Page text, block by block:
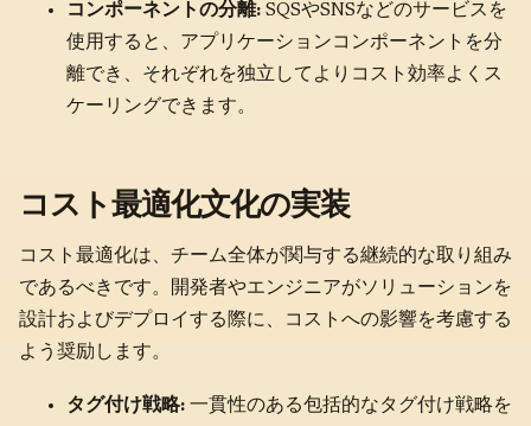
コンポーネントの分離: SQSやSNSなどのサービスを
使用すると、アプリケーションコンポーネントを分
離でき、それぞれを独立してよりコスト効率よくス
ケーリングできます。
コスト最適化文化の実装
コスト最適化は、チーム全体が関与する継続的な取り組み
であるべきです。開発者やエンジニアがソリューションを
設計およびデプロイする際に、コストへの影響を考慮する
よう奨励します。
タグ付け戦略: 一貫性のある包括的なタグ付け戦略を